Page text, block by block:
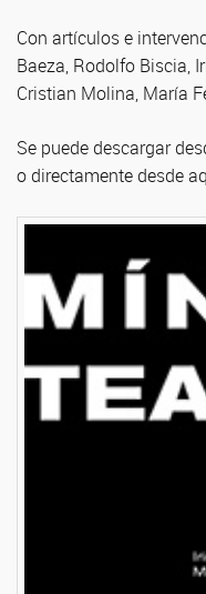
Con artículos e
Baeza, Rodolfo Biscia,
Cristian Molina, María
Se puede descargar
o directamente desde